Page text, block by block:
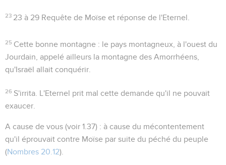
23 23 à 29 Requête de Moïse et réponse de l'Eternel.
25 Cette bonne montagne : le pays montagneux, à l'ouest du
Jourdain, appelé ailleurs la montagne des Amorrhéens
qu'Israël allait conquérir.
26 S'irrita . L'Eternel prit mal cette demande qu'il ne pouvait
exaucer.
A cause de vous (voir 1.37) : à cause du mécontentement
qu'il éprouvait contre Moïse par suite du péché du peuple
(Nombres 20.12).